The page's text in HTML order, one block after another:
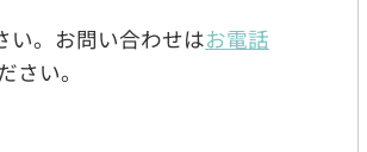
い。お問い合わせはお電話
さい。